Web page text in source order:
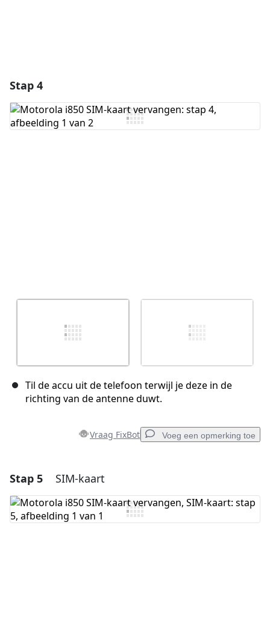
Stap 4
Til de accu uit de telefoon terwijl je deze in de
richting van de antenne duwt.
Vraag FixBot Voeg een opmerking toe
Voeg een opmerking toe
Voeg opmerking toe
Stap 5 SIM-kaart